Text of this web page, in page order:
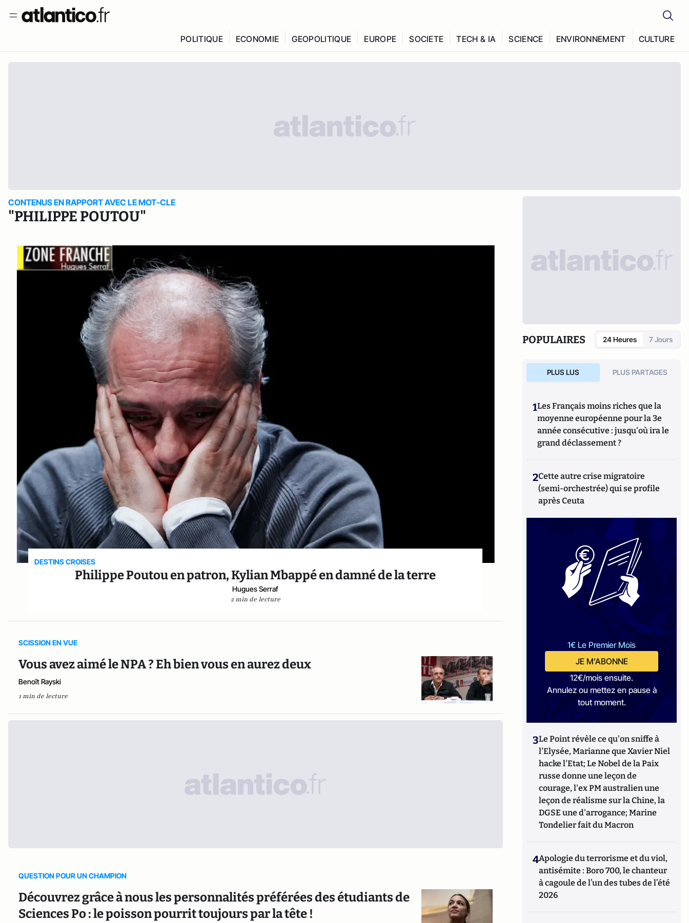
POLITIQUE ECONOMIE GEOPOLITIQUE EUROPE SOCIETE TECH & IA SCIENCE ENVIRONNEMENT CULTURE
CONTENUS EN RAPPORT AVEC LE MOT-CLE
"PHILIPPE POUTOU"
DESTINS CROISES
Philippe Poutou en patron, Kylian Mbappé en damné de la terre
Hugues Serraf
2 min de lecture
SCISSION EN VUE
Vous avez aimé le NPA ? Eh bien vous en aurez deux
Benoît Rayski
1 min de lecture
QUESTION POUR UN CHAMPION
Découvrez grâce à nous les personnalités préférées des étudiants de
Sciences Po : le poisson pourrit toujours par la tête !
POPULAIRES 24 Heures 7 Jours
PLUS LUS PLUS PARTAGES
1Les Français moins riches que la
moyenne européenne pour la 3e
année consécutive : jusqu'où ira le
grand déclassement ?
2Cette autre crise migratoire
(semi-orchestrée) qui se profile
après Ceuta
1€ Le Premier Mois
JE M'ABONNE
12€/mois ensuite.
Annulez ou mettez en pause à
tout moment.
3Le Point révèle ce qu'on sniffe à
l'Elysée, Marianne que Xavier Niel
hacke l'Etat; Le Nobel de la Paix
russe donne une leçon de
courage, l'ex PM australien une
leçon de réalisme sur la Chine, la
DGSE une d'arrogance; Marine
Tondelier fait du Macron
4Apologie du terrorisme et du viol,
antisémite : Boro 700, le chanteur
à cagoule de l’un des tubes de l’été
2026